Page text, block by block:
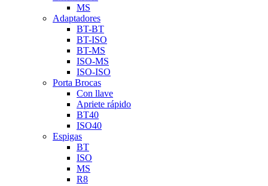
MS
Adaptadores
BT-BT
BT-ISO
BT-MS
ISO-MS
ISO-ISO
Porta Brocas
Con llave
Apriete rápido
BT40
ISO40
Espigas
BT
ISO
MS
R8